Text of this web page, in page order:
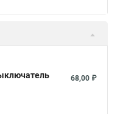
68,00 ₽